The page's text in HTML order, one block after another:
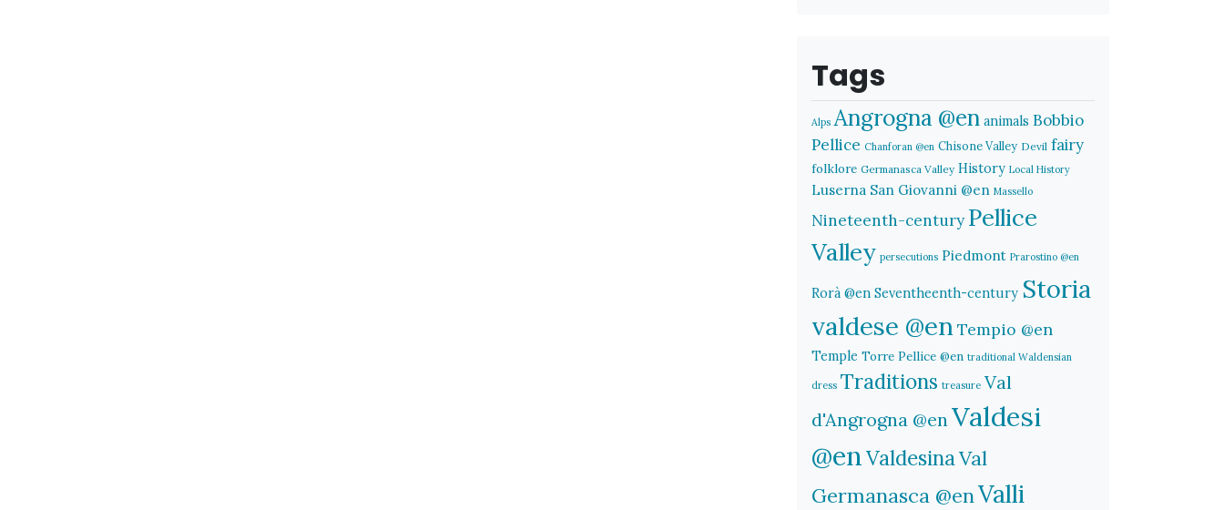
Tags
Alps Angrogna @en animals Bobbio
Pellice Chanforan @en Chisone Valley Devil fairy
folklore Germanasca Valley History Local History
Luserna San Giovanni @en Massello
Nineteenth-century Pellice
Valley persecutions Piedmont Prarostino @en
Rorà @en Seventheenth-century Storia
valdese @en Tempio @en
Temple Torre Pellice @en traditional Waldensian
dress Traditions treasure Val
d'Angrogna @enValdesi
@enValdesinaVal
Germanasca @enValli